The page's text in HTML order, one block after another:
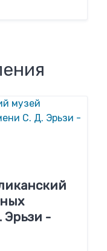
Эрьзи -